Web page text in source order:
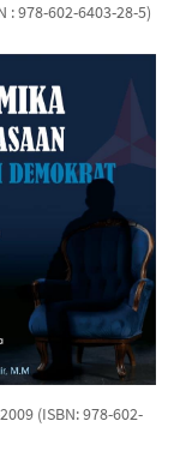
978-602-6403-28-5)
(ISBN: 978-602-